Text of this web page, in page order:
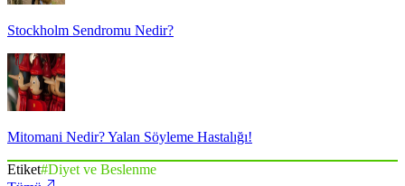
Stockholm Sendromu Nedir?
Mitomani Nedir? Yalan Söyleme Hastalığı!
Etiket#Diyet ve Beslenme